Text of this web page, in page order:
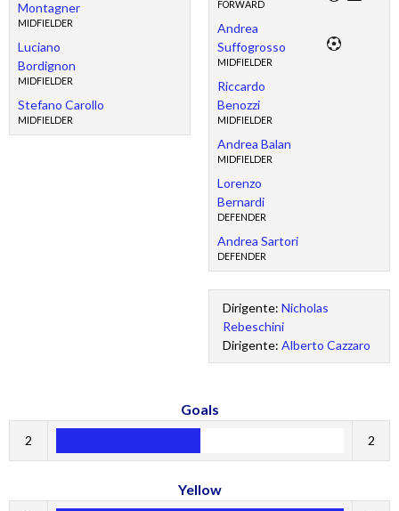
Montagner
MIDFIELDER
Luciano
Bordignon
MIDFIELDER
Stefano Carollo
MIDFIELDER
FORWARD
Andrea
Suffogrosso
MIDFIELDER
Riccardo
Benozzi
MIDFIELDER
Andrea Balan
MIDFIELDER
Lorenzo
Bernardi
DEFENDER
Andrea Sartori
DEFENDER
Dirigente: Nicholas
Rebeschini
Dirigente: Alberto Cazzaro
Goals
2 2
Yellow